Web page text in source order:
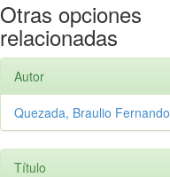
Otras opciones
relacionadas
Autor
Quezada, Braulio Fernando
Título